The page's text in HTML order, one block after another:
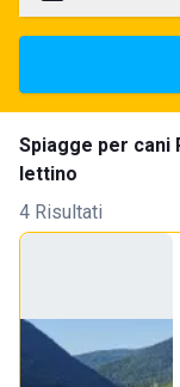
Spiagge per cani
lettino
4 Risultati